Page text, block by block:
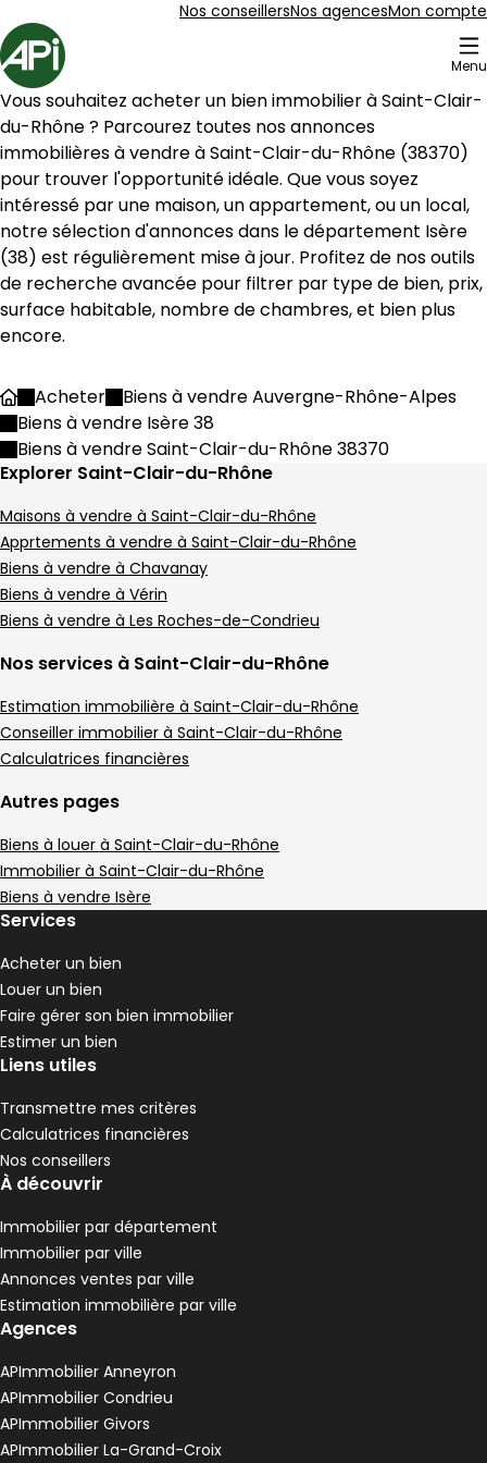
Nos conseillersNos agencesMon compte
Accueil
Menu
27 Biens en vente à Saint-Clair-du-Rhône (38370)
de village 59 m² 3 pièces Condrieu
Aller à l'image1
Aller à l'image2
Aller à l'image3
Aller à l'image4
Aller à l'image5
158 500 €
Condrieu - 69420
Maison de village • 3 pièces • 59 m²
DPE :
D 2 chambres
,
de village 105 m² 4 pièces Condrieu
Aller à l'image1
Aller à l'image 2
Aller à l'image 3
Aller à l'image 4
Aller à l'image5
290 000 €
Condrieu - 69420
Maison de village • 4 pièces • 105 m²
DPE :
,
1 Terrasse
de village 204 m² 6 pièces Condrieu
Aller à l'image1
Aller à l'image2
Aller à l'image3
Aller à l'image4
Aller à l'image5
330 000 €
Condrieu - 69420
Maison de village • 6 pièces • 204 m²
DPE :
,
Vous souhaitez acheter un bien immobilier à Saint-Clair-
du-Rhône ? Parcourez toutes nos annonces
immobilières à vendre à Saint-Clair-du-Rhône (38370)
pour trouver l'opportunité idéale. Que vous soyez
intéressé par une maison, un appartement, ou un local,
notre sélection d'annonces dans le département Isère
(38) est régulièrement mise à jour. Profitez de nos outils
de recherche avancée pour filtrer par type de bien, prix,
surface habitable, nombre de chambres, et bien plus
encore.
AccueilAcheter
Biens à vendre Auvergne-Rhône-Alpes
Biens à vendre Isère 38
Biens à vendre Saint-Clair-du-Rhône 38370
Explorer Saint-Clair-du-Rhône
Maisons à vendre à Saint-Clair-du-Rhône
Apprtements à vendre à Saint-Clair-du-Rhône
Biens à vendre à Chavanay
Biens à vendre à Vérin
Biens à vendre à Les Roches-de-Condrieu
Nos services à Saint-Clair-du-Rhône
Estimation immobilière à Saint-Clair-du-Rhône
Conseiller immobilier à Saint-Clair-du-Rhône
Calculatrices financières
Autres pages
Biens à louer à Saint-Clair-du-Rhône
Immobilier à Saint-Clair-du-Rhône
Biens à vendre Isère
Services
Acheter un bien
Louer un bien
Faire gérer son bien immobilier
Estimer un bien
Liens utiles
Transmettre mes critères
Calculatrices financières
Nos conseillers
À découvrir
Immobilier par département
Immobilier par ville
Annonces ventes par ville
Estimation immobilière par ville
Agences
APImmobilier Anneyron
APImmobilier Condrieu
APImmobilier Givors
APImmobilier La-Grand-Croix